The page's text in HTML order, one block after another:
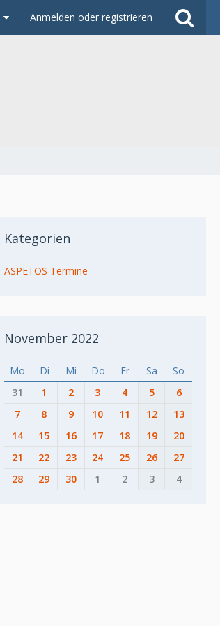
Anmelden oder registrieren
Kategorien
ASPETOS Termine
November 2022
Mo Di Mi Do Fr Sa
So
31
1 2 3 4 5
6
7
8 9 10 11 12
13
14
15 16 17 18 19
20
21
22 23 24 25 26
27
28
29 30 1 2 3 4